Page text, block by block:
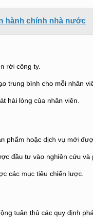
hành chính nhà nước
rời công ty.
trung bình cho mỗi nhân
hài lòng của nhân viên.
phẩm hoặc dịch vụ mới
đầu tư vào nghiên cứu và
các mục tiêu chiến lược.
tuân thủ các quy định